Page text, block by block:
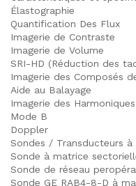
Élastographie
Quantification Des Flux
Imagerie de Contraste
Imagerie de Volume
SRI-HD (Réduction des
Imagerie des Composés
Aide au Balayage
Imagerie des
Mode B
Doppler
Sondes / Transducteurs
Sonde à matrice
Sonde de réseau
Sonde GE RAB4-8-D à